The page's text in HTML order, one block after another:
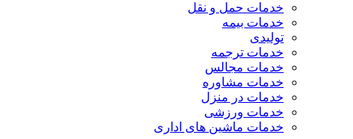
خدمات حمل و نقل
خدمات بیمه
تولیدی
خدمات ترجمه
خدمات مجالس
خدمات مشاوره
خدمات در منزل
خدمات ورزشی
خدمات ماشین های اداری